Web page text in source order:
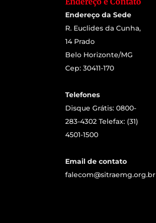
Endereço da Sede
R. Euclides da Cunha,
14 Prado
Belo Horizonte/MG
Cep: 30411-170
Telefones
Disque Grátis: 0800-
283-4302 Telefax: (31)
4501-1500
Email de contato
falecom@sitraemg.org.br